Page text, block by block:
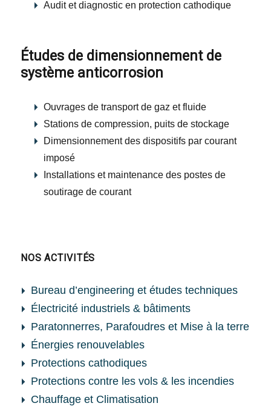
Audit et diagnostic en protection cathodique
Études de dimensionnement de
système anticorrosion
Ouvrages de transport de gaz et fluide
Stations de compression, puits de stockage
Dimensionnement des dispositifs par courant
imposé
Installations et maintenance des postes de
soutirage de courant
NOS ACTIVITÉS
Bureau d’engineering et études techniques
Électricité industriels & bâtiments
Paratonnerres, Parafoudres et Mise à la terre
Énergies renouvelables
Protections cathodiques
Protections contre les vols & les incendies
Chauffage et Climatisation